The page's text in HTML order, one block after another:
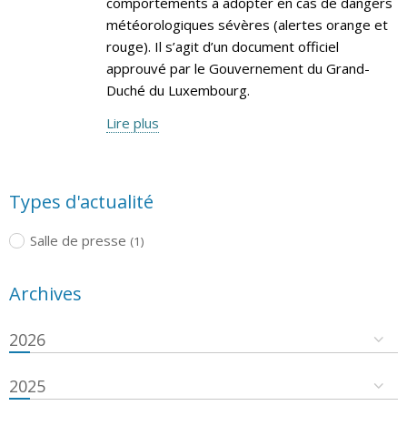
météorologiques sévères (alertes orange et
rouge). Il s’agit d’un document officiel
approuvé par le Gouvernement du Grand-
Duché du Luxembourg.
Lire plus
Types d'actualité
Salle de presse (1)
Archives
2026
2025